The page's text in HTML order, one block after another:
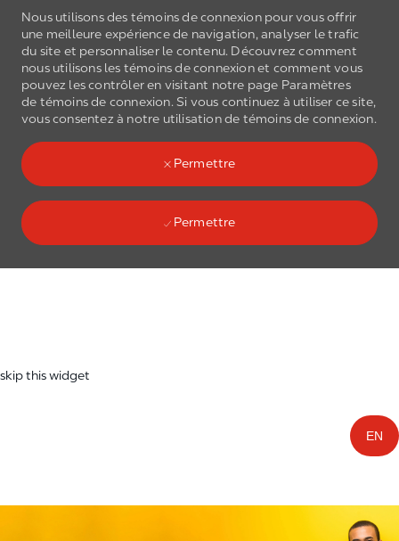
Nous utilisons des témoins de connexion pour vous offrir
une meilleure expérience de navigation, analyser le trafic
du site et personnaliser le contenu. Découvrez comment
nous utilisons les témoins de connexionet comment vous
pouvez les contrôler en visitant notre page Paramètres
de témoins de connexion. Si vous continuez à utiliser ce site,
vous consentez à notre utilisation de témoins de connexion.
Permettre
Permettre
Skip to main content
(0)
skip this widget
EN